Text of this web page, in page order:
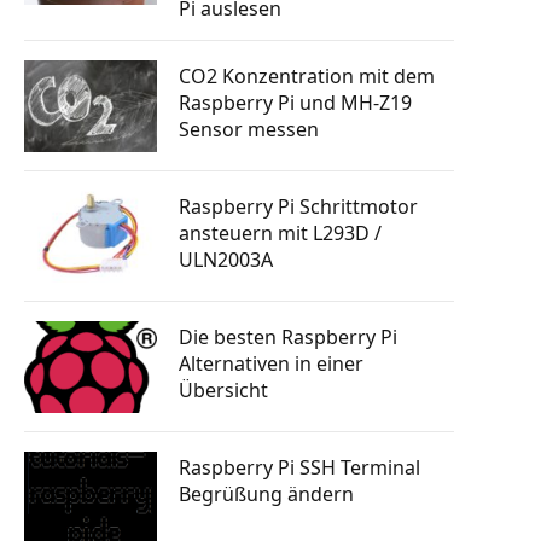
posten
Knopfdruck Bilder drucken
Internet (LTE, 3G, UMTS)
Autostart: Programm automatisch
starten lassen
mit
Pi auslesen
CO2 Konzentration mit dem
Raspberry Pi und MH-Z19
Sensor messen
Raspberry Pi Schrittmotor
ansteuern mit L293D /
ULN2003A
Die besten Raspberry Pi
Alternativen in einer
Übersicht
Raspberry Pi SSH Terminal
Begrüßung ändern